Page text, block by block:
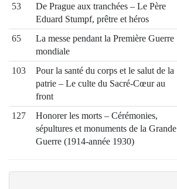
53
De Prague aux tranchées – Le Père
Eduard Stumpf, prêtre et héros
65
La messe pendant la Première Guerre
mondiale
103
Pour la santé du corps et le salut de la
patrie – Le culte du Sacré-Cœur au
front
127
Honorer les morts – Cérémonies,
sépultures et monuments de la Grande
Guerre (1914-année 1930)
aumônier auxiliaire Pierre Teilhard de